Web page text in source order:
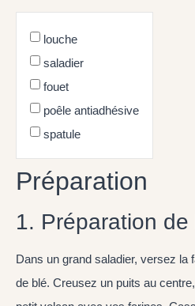
louche
saladier
fouet
poêle antiadhésive
spatule
Préparation
1. Préparation de
Dans un grand saladier, versez la
de blé. Creusez un puits au